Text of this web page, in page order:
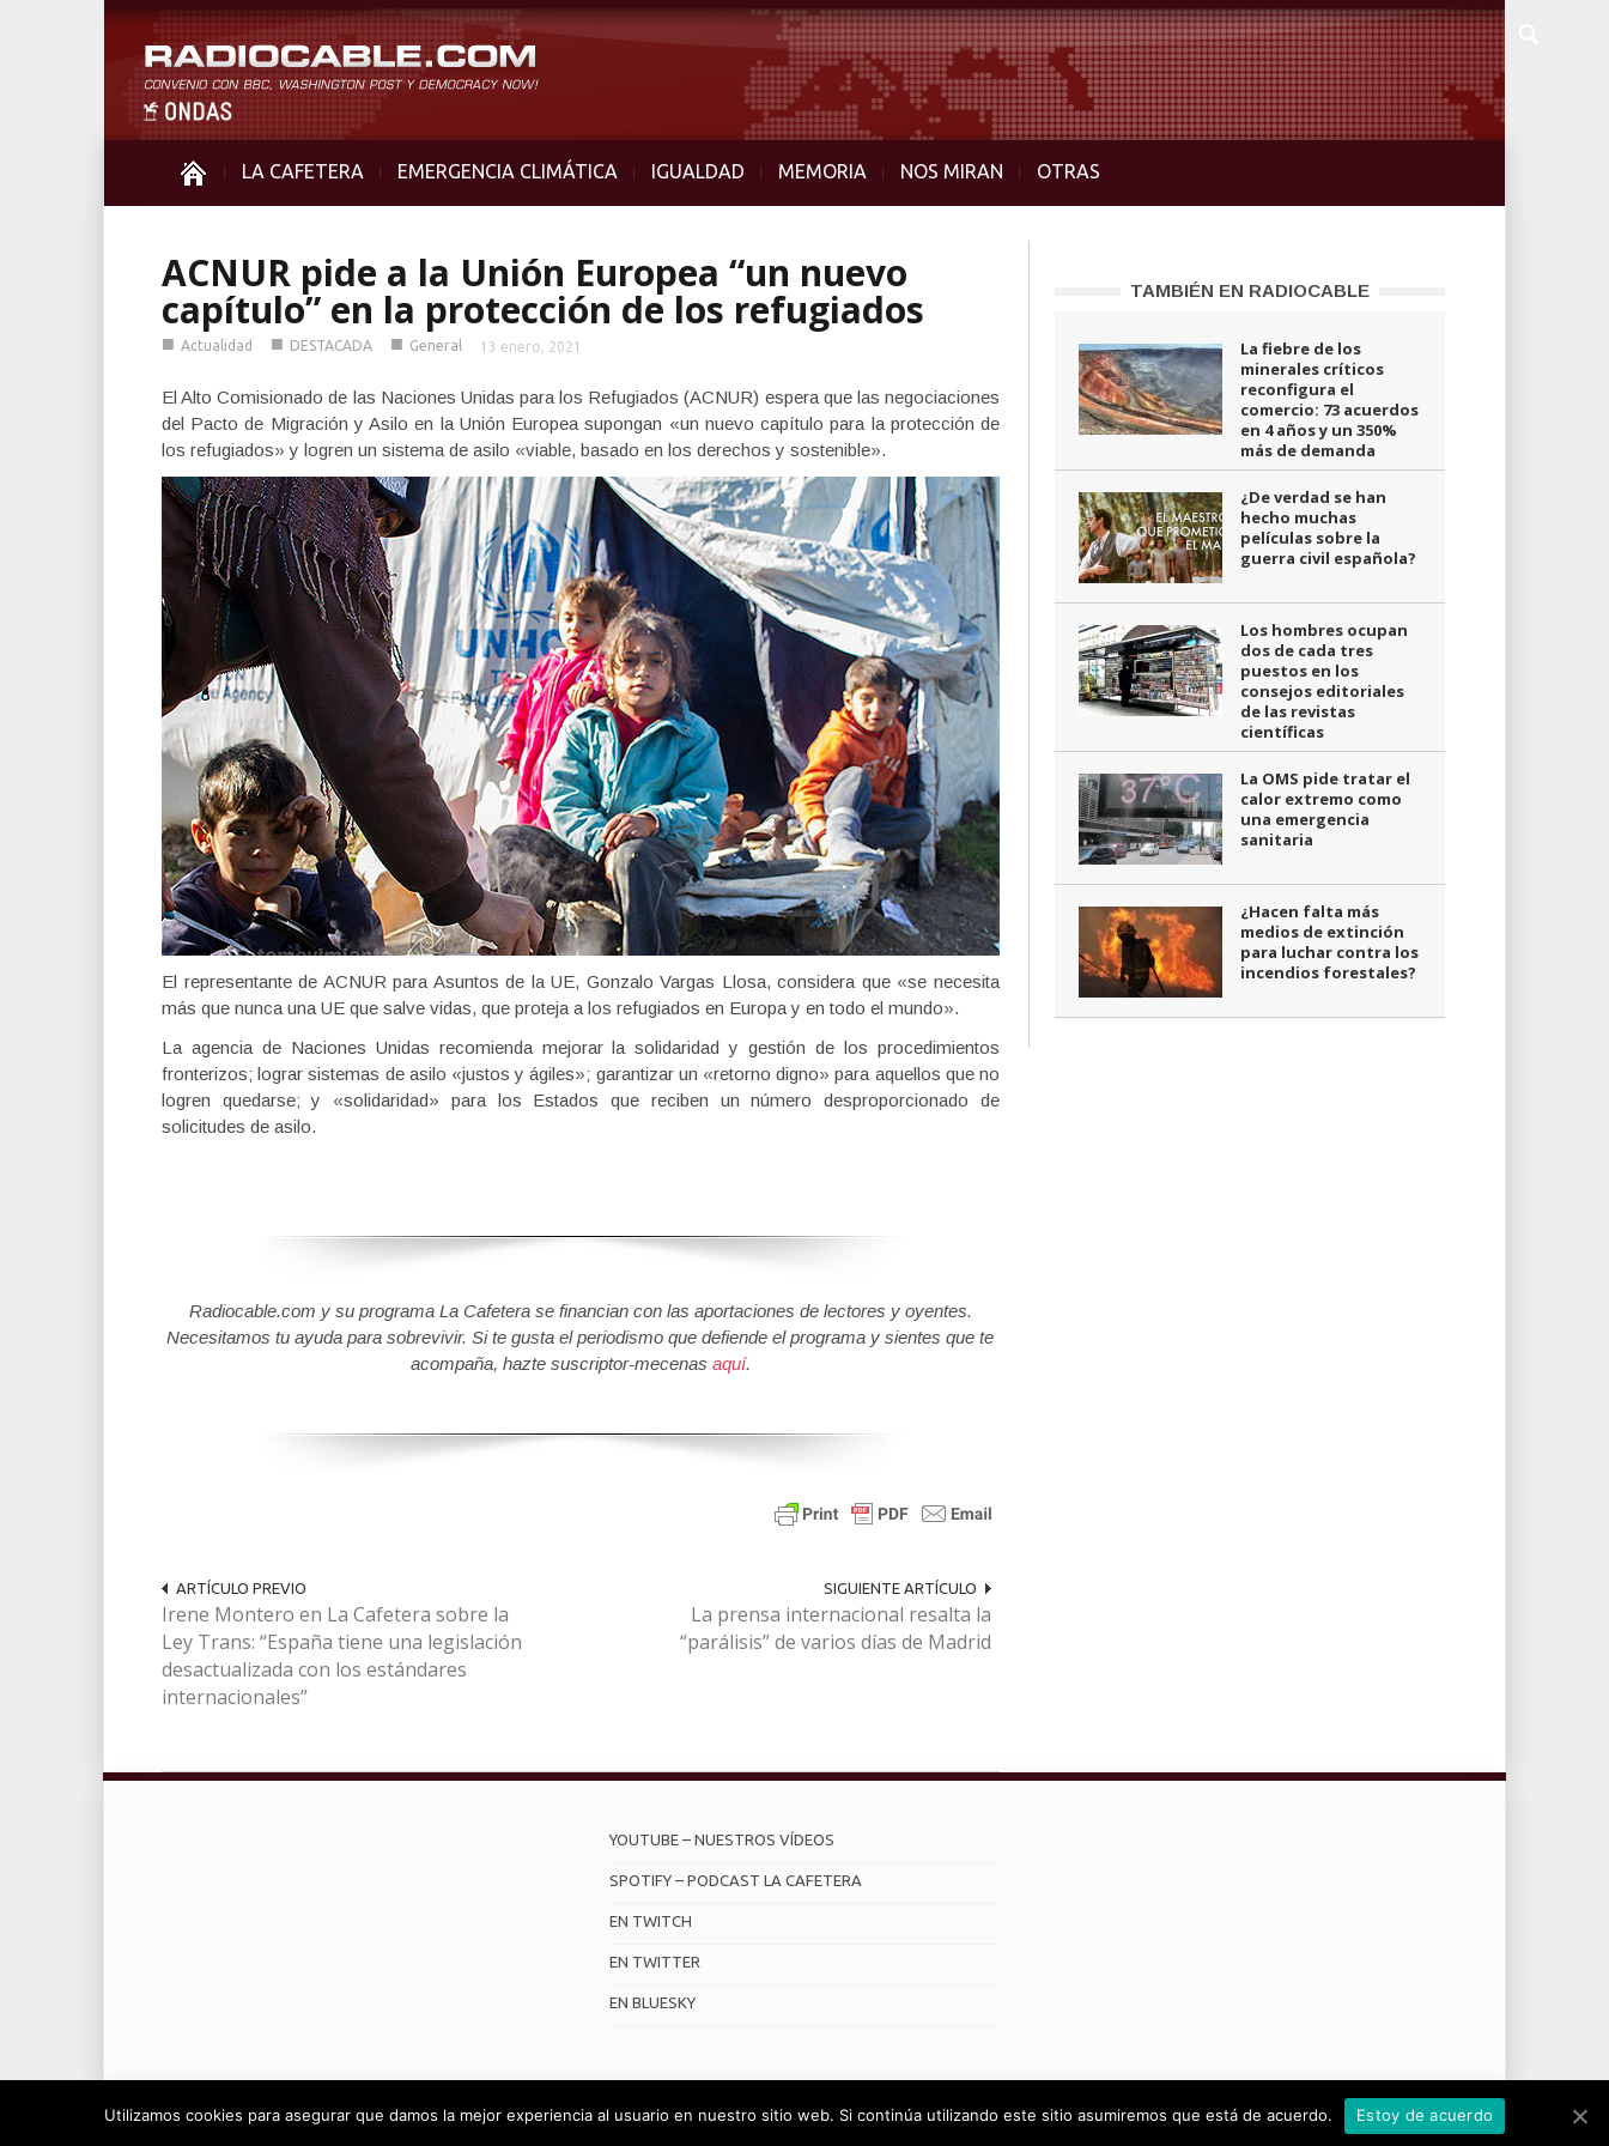
LA CAFETERA EMERGENCIA CLIMÁTICA IGUALDAD MEMORIA NOS MIRAN OTRAS
ACNUR pide a la Unión Europea “un nuevo
capítulo” en la protección de los refugiados
■ Actualidad ■ DESTACADA ■ General 13 enero, 2021
El Alto Comisionado de las Naciones Unidas para los Refugiados (ACNUR) espera que las negociaciones
del Pacto de Migración y Asilo en la Unión Europea supongan «un nuevo capítulo para la protección de
los refugiados» y logren un sistema de asilo «viable, basado en los derechos y sostenible».
El representante de ACNUR para Asuntos de la UE, Gonzalo Vargas Llosa, considera que «se necesita
más que nunca una UE que salve vidas, que proteja a los refugiados en Europa y en todo el mundo».
La agencia de Naciones Unidas recomienda mejorar la solidaridad y gestión de los procedimientos
fronterizos; lograr sistemas de asilo «justos y ágiles»; garantizar un «retorno digno» para aquellos que no
logren quedarse; y «solidaridad» para los Estados que reciben un número desproporcionado de
solicitudes de asilo.
Radiocable.com y su programa La Cafetera se financian con las aportaciones de lectores y oyentes.
Necesitamos tu ayuda para sobrevivir. Si te gusta el periodismo que defiende el programa y sientes que te
acompaña, hazte suscriptor-mecenas aquí.
ARTÍCULO PREVIO
Irene Montero en La Cafetera sobre la
Ley Trans: “España tiene una legislación
desactualizada con los estándares
internacionales”
SIGUIENTE ARTÍCULO
La prensa internacional resalta la
“parálisis” de varios días de Madrid
TAMBIÉN EN RADIOCABLE
La fiebre de los
minerales críticos
reconfigura el
comercio: 73 acuerdos
en 4 años y un 350%
más de demanda
¿De verdad se han
hecho muchas
películas sobre la
guerra civil española?
Los hombres ocupan
dos de cada tres
puestos en los
consejos editoriales
de las revistas
científicas
La OMS pide tratar el
calor extremo como
una emergencia
sanitaria
¿Hacen falta más
medios de extinción
para luchar contra los
incendios forestales?
YOUTUBE – NUESTROS VÍDEOS
SPOTIFY – PODCAST LA CAFETERA
EN TWITCH
EN TWITTER
EN BLUESKY
CONTRATO DE SERVICIOS Y POLÍTICA DE PRIVACIDAD
Utilizamos cookies para asegurar que damos la mejor experiencia al usuario en nuestro sitio web. Si continúa utilizando este sitio asumiremos que está de acuerdo. Estoy de acuerdo